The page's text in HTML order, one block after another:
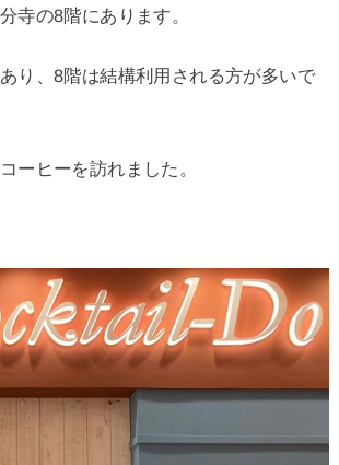
寺の8階にあります。
り、8階は結構利用される方が多いで
ーヒーを訪れました。